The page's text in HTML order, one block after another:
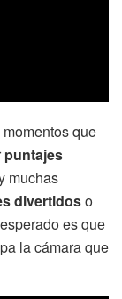
que
puntajes
muchas
divertidoso
es que
la cámara que